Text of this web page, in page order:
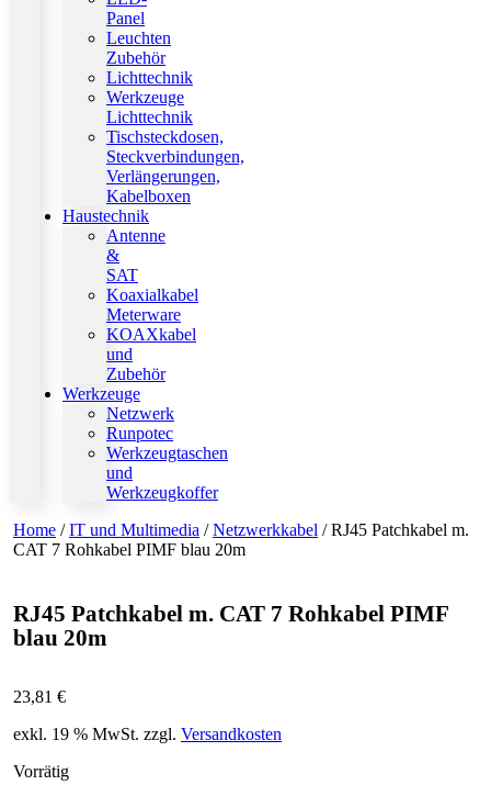
Panel
Leuchten
Zubehör
Lichttechnik
Werkzeuge
Lichttechnik
Tischsteckdosen,
Steckverbindungen,
Verlängerungen,
Kabelboxen
Haustechnik
Antenne
&
SAT
Koaxialkabel
Meterware
KOAXkabel
und
Zubehör
Werkzeuge
Netzwerk
Runpotec
Werkzeugtaschen
und
Werkzeugkoffer
Home /IT und Multimedia /Netzwerkkabel / RJ45 Patchkabel m.
CAT 7 Rohkabel PIMF blau 20m
RJ45 Patchkabel m. CAT 7 Rohkabel PIMF
blau 20m
23,81 €
exkl. 19 % MwSt. zzgl. Versandkosten
Vorrätig